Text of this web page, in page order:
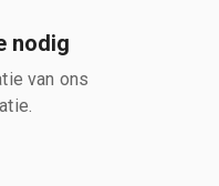
nodig
van ons